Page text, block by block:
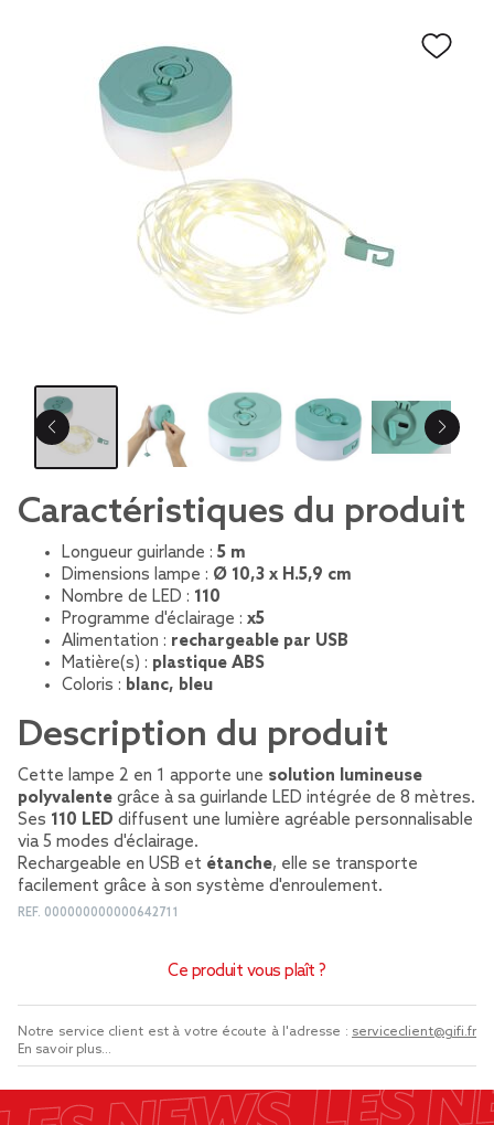
Caractéristiques du produit
Longueur guirlande : 5 m
Dimensions lampe : Ø 10,3 x H.5,9 cm
Nombre de LED : 110
Programme d'éclairage : x5
Alimentation : rechargeable par USB
Matière(s) : plastique ABS
Coloris : blanc, bleu
Description du produit
Cette lampe 2 en 1 apporte une solution lumineuse
polyvalente grâce à sa guirlande LED intégrée de 8 mètres.
Ses 110 LED diffusent une lumière agréable personnalisable
via 5 modes d'éclairage.
Rechargeable en USB et étanche, elle se transporte
facilement grâce à son système d'enroulement.
REF. 000000000000642711
Ce produit vous plaît ?
Notre service client est à votre écoute à l'adresse : serviceclient@gifi.fr
En savoir plus...